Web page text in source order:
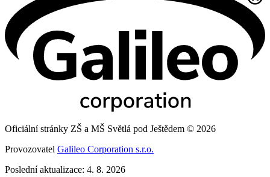
Oficiální stránky ZŠ a MŠ Světlá pod Ještědem © 2026
Provozovatel Galileo Corporation s.r.o.
Poslední aktualizace: 4. 8. 2026